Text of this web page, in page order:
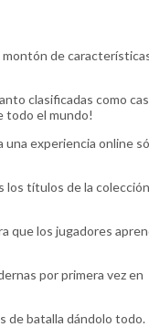
montón de
clasificadas como
todo el mundo!
experiencia online
los títulos de la
que los jugadores
por primera vez en
de batalla dándolo todo.